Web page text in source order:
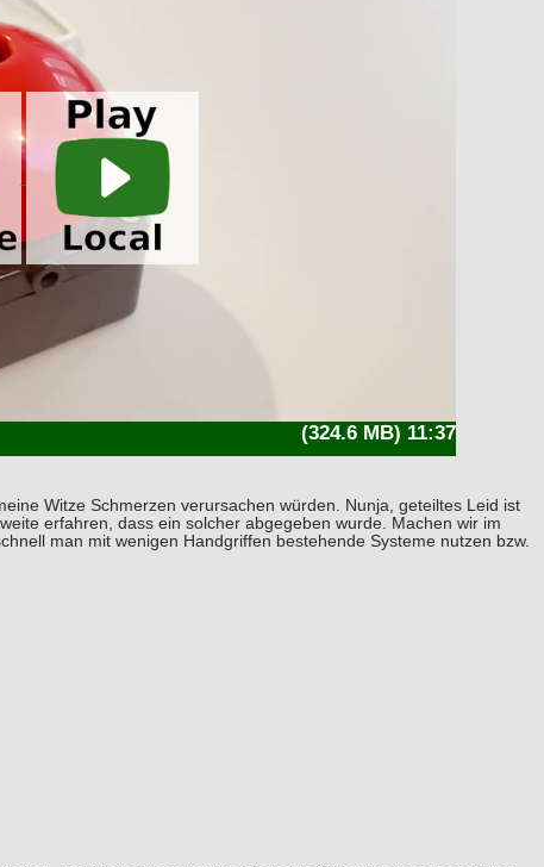
(324.6 MB) 11:37
Witze Schmerzen verursachen würden. Nunja, geteiltes Leid ist
erfahren, dass ein solcher abgegeben wurde. Machen wir im
man mit wenigen Handgriffen bestehende Systeme nutzen bzw.